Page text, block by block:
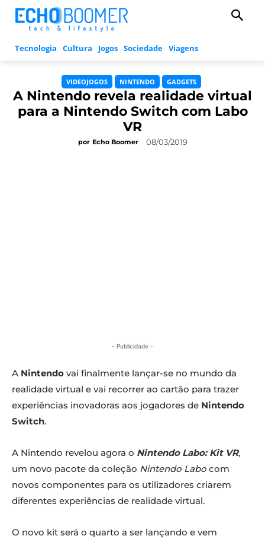
Tecnologia Cultura Jogos Sociedade Viagens
VIDEOJOGOS NINTENDO GADGETS
A Nintendo revela realidade virtual
para a Nintendo Switch com Labo
VR
por Echo Boomer 08/03/2019
- Publicidade -
A Nintendo vai finalmente lançar-se no mundo da
realidade virtual e vai recorrer ao cartão para trazer
experiências inovadoras aos jogadores de Nintendo
Switch.
A Nintendo revelou agora o Nintendo Labo: Kit VR,
um novo pacote da coleção Nintendo Labo com
novos componentes para os utilizadores criarem
diferentes experiências de realidade virtual.
O novo kit será o quarto a ser lançando e vem